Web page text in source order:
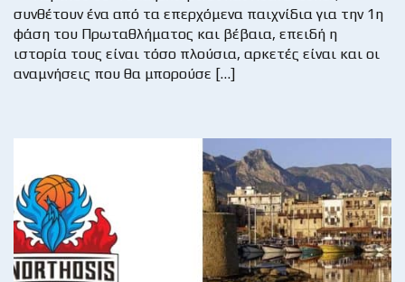
συνθέτουν ένα από τα επερχόμενα παιχνίδια για την 1η
φάση του Πρωταθλήματος και βέβαια, επειδή η
ιστορία τους είναι τόσο πλούσια, αρκετές είναι και οι
αναμνήσεις που θα μπορούσε […]